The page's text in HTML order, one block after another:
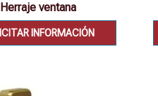
Herraje ventana
INFORMACIÓN